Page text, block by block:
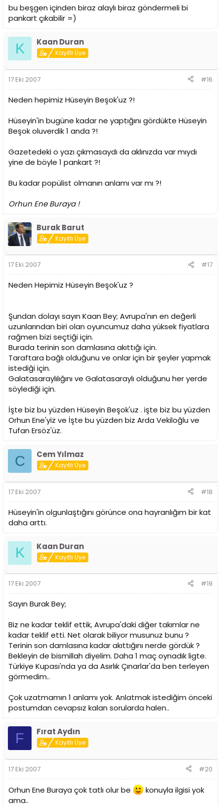
bu beşgen içinden biraz alaylı biraz göndermeli bi
pankart çıkabilir =)
K Kaan Duran
Kayıtlı Üye
17 Eki 2007 #16
Neden hepimiz Hüseyin Beşok'uz ?!
Hüseyin'in bugüne kadar ne yaptığını gördükte Hüseyin
Beşok oluverdik 1 anda ?!
Gazetedeki o yazı çıkmasaydı da aklınızda var mıydı
yine de böyle 1 pankart ?!
Bu kadar popülist olmanın anlamı var mı ?!
Orhun Ene Buraya !
Burak Barut
Kayıtlı Üye
17 Eki 2007 #17
Neden Hepimiz Hüseyin Beşok'uz ?
Şundan dolayı sayın Kaan Bey; Avrupa'nın en değerli
uzunlarından biri olan oyuncumuz daha yüksek fiyatlara
rağmen bizi seçtiği için.
Burada terinin son damlasına akıttığı için.
Taraftara bağlı olduğunu ve onlar için bir şeyler yapmak
istediği için.
Galatasaraylılığını ve Galatasaraylı olduğunu her yerde
söylediği için.
İşte biz bu yüzden Hüseyin Beşok'uz . işte biz bu yüzden
Orhun Ene'yiz ve İşte bu yüzden biz Arda Vekiloğlu ve
Tufan Ersöz'üz.
C Cem Yılmaz
Kayıtlı Üye
17 Eki 2007 #18
Hüseyin'in olgunlaştığını görünce ona hayranlığım bir kat
daha arttı.
K Kaan Duran
Kayıtlı Üye
17 Eki 2007 #19
Sayın Burak Bey;
Biz ne kadar teklif ettik, Avrupa'daki diğer takımlar ne
kadar teklif etti. Net olarak biliyor musunuz bunu ?
Terinin son damlasına kadar akıttığını nerde gördük ?
Bekleyin de bismillah diyelim. Daha 1 maç oynadık ligte.
Türkiye Kupası'nda ya da Asırlık Çınarlar'da ben terleyen
görmedim..
Çok uzatmamın 1 anlamı yok. Anlatmak istediğim önceki
postumdan cevapsız kalan sorularda halen..
F Fırat Aydın
Kayıtlı Üye
17 Eki 2007 #20
Orhun Ene Buraya çok tatlı olur be
konuyla ilgisi yok
ama..